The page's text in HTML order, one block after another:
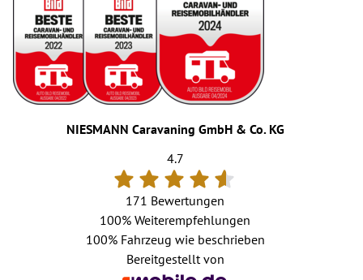
NIESMANN Caravaning GmbH & Co. KG
4.7
171 Bewertungen
100% Weiterempfehlungen
100%Fahrzeug wie beschrieben
Bereitgestellt von